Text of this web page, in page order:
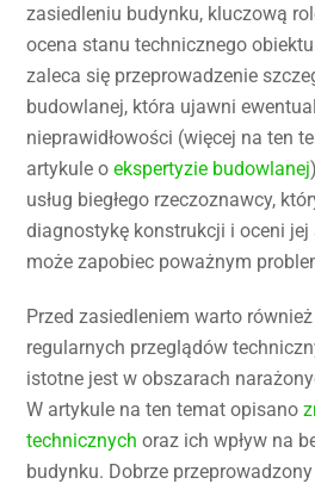
zasiedleniu budynku, kluczową
ocena stanu technicznego
zaleca się przeprowadzenie
budowlanej, która ujawni
nieprawidłowości (więcej na ten
artykule oekspertyzie budowlanej
usług biegłego rzeczoznawcy,
diagnostykę konstrukcji i oceni jej
może zapobiec poważnym
Przed zasiedleniem warto
regularnych przeglądów
istotne jest w obszarach
W artykule na ten temat opisano
technicznych oraz ich wpływ na
budynku. Dobrze